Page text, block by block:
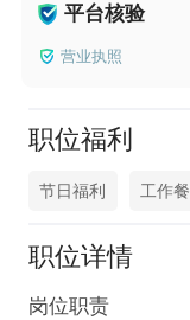
平台核验
营业执照
职位福利
节日福利 工作餐
职位详情
岗位职责